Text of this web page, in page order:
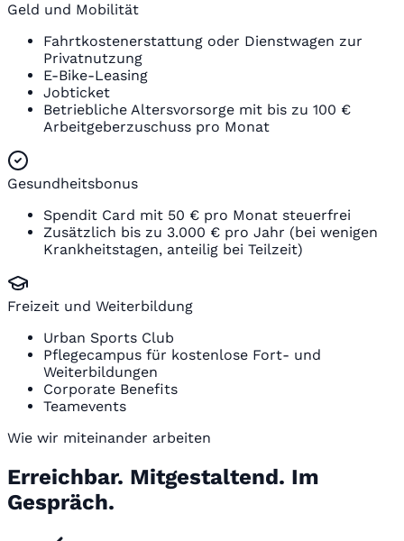
Geld und Mobilität
Fahrtkostenerstattung oder Dienstwagen zur
Privatnutzung
E-Bike-Leasing
Jobticket
Betriebliche Altersvorsorge mit bis zu 100 €
Arbeitgeberzuschuss pro Monat
Gesundheitsbonus
Spendit Card mit 50 € pro Monat steuerfrei
Zusätzlich bis zu 3.000 € pro Jahr (bei wenigen
Krankheitstagen, anteilig bei Teilzeit)
Freizeit und Weiterbildung
Urban Sports Club
Pflegecampus für kostenlose Fort- und
Weiterbildungen
Corporate Benefits
Teamevents
Wie wir miteinander arbeiten
Erreichbar. Mitgestaltend. Im
Gespräch.